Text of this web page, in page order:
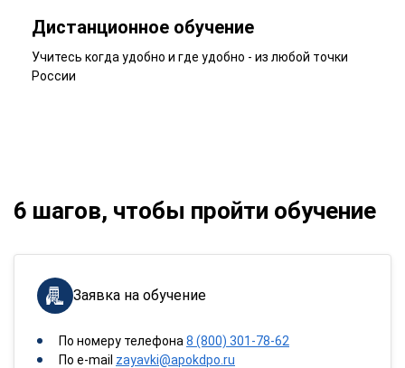
Дистанционное обучение
Учитесь когда удобно и где удобно - из любой точки
России
6 шагов, чтобы пройти обучение
Заявка на обучение
По номеру телефона 8 (800) 301-78-62
По e-mail zayavki@apokdpo.ru